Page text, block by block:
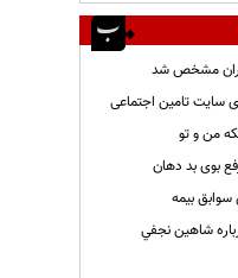
مشخص شد
سایت تامین اجتماعی
من و تو
سوابق بیمه
شاهين نجفي